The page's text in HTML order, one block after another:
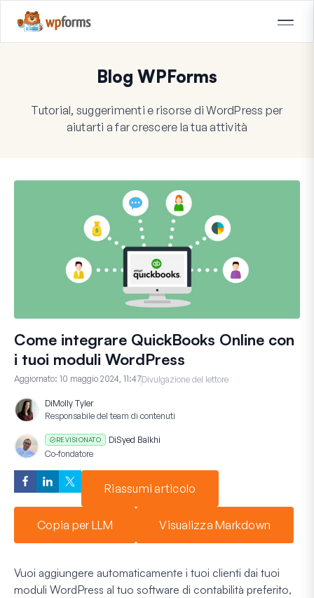
Blog WPForms
Tutorial, suggerimenti e risorse di WordPress per
aiutarti a far crescere la tua attività
Come integrare QuickBooks Online con
i tuoi moduli WordPress
Aggiornato: 10 maggio 2024, 11:47Divulgazione del lettore
DiMolly Tyler
Responsabile del team di contenuti
REVISIONATO DiSyed Balkhi
Co-fondatore
Riassumi articolo
Copia per LLM Visualizza Markdown
Vuoi aggiungere automaticamente i tuoi clienti dai tuoi
moduli WordPress al tuo software di contabilità preferito,